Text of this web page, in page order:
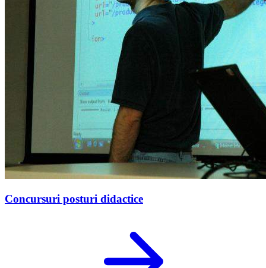
Concursuri posturi didactice